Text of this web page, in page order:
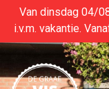
Van dinsdag 04/
i.v.m. vakantie.